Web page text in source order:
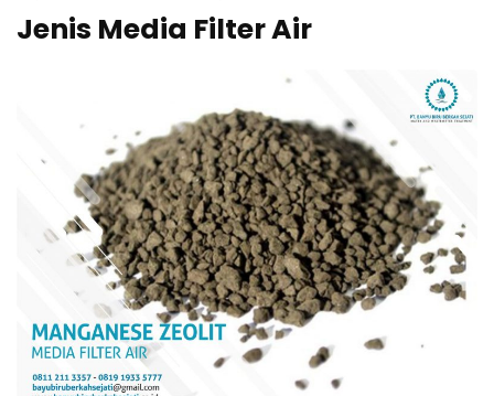
Jenis Media Filter Air